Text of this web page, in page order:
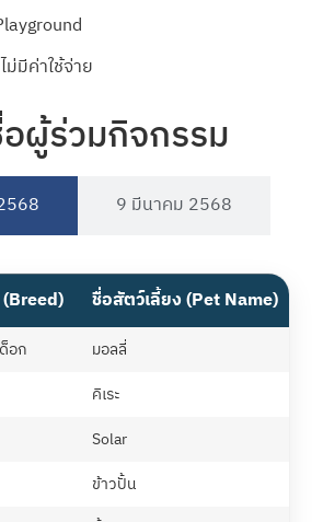
มีค่าใช้จ่าย
ผู้ร่วมกิจกรรม
9 มีนาคม 2568
ชื่อสัตว์เลี้ยง (Pet Name)
อก มอลลี่
คิเระ
Solar
ข้าวปั้น